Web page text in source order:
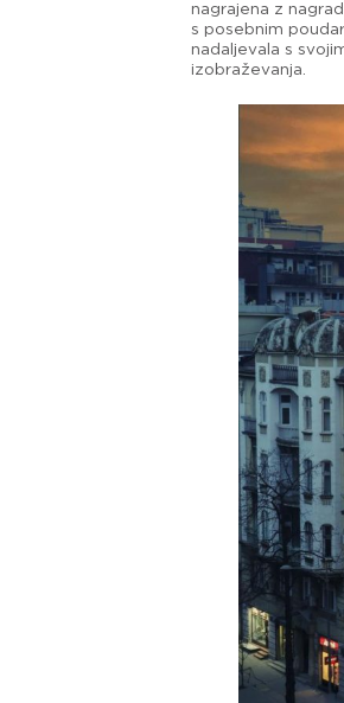
nagrajena z
s posebnim
nadaljevala s
izobraževanja.